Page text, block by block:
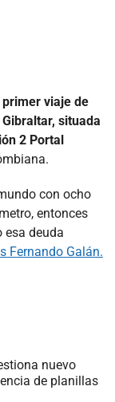
primer viaje de
situada
2 Portal
con ocho
entonces
esa deuda
Fernando Galán.
nuevo
de planillas